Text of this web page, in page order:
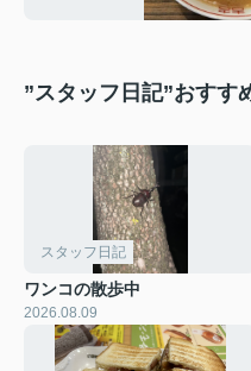
”スタッフ日記”おすす
スタッフ日記
ワンコの散歩中
2026.08.09